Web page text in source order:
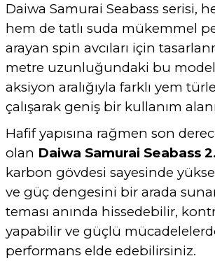
Daiwa Samurai Seabass serisi,
hem de tatlı suda mükemmel
arayan spin avcıları için
metre uzunluğundaki bu
aksiyon aralığıyla farklı yem
çalışarak geniş bir kullanım
Hafif yapısına rağmen son
olan Daiwa Samurai Seabass
karbon gövdesi sayesinde
ve güç dengesini bir arada
teması anında hissedebilir,
yapabilir ve güçlü
performans elde edebilirsiniz.